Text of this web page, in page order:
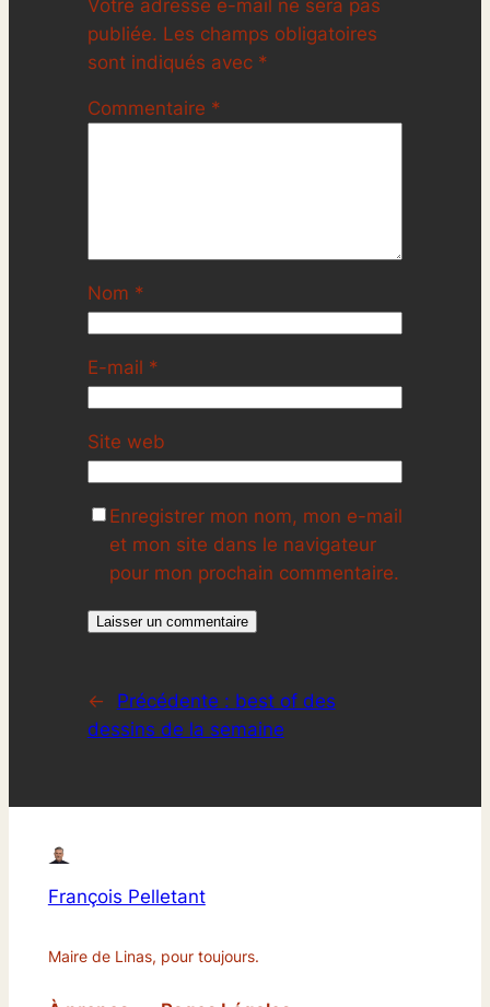
Votre adresse e-mail ne sera pas
publiée. Les champs obligatoires
sont indiqués avec *
Commentaire *
Nom *
E-mail *
Site web
Enregistrer mon nom, mon e-mail
et mon site dans le navigateur
pour mon prochain commentaire.
← Précédente : best of des
dessins de la semaine
François Pelletant
Maire de Linas, pour toujours.